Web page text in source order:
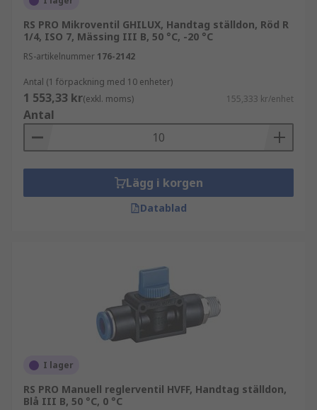
RS PRO Mikroventil GHILUX, Handtag ställdon, Röd R
1/4, ISO 7, Mässing III B, 50 °C, -20 °C
RS-artikelnummer 176-2142
Antal (1 förpackning med 10 enheter)
1 553,33 kr(exkl. moms) 155,333 kr/enhet
Antal
Lägg i korgen
Datablad
I lager
RS PRO Manuell reglerventil HVFF, Handtag ställdon,
Blå III B, 50 °C, 0 °C